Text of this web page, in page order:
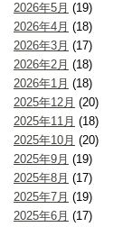
2026年5月 (19)
2026年4月 (18)
2026年3月 (17)
2026年2月 (18)
2026年1月 (18)
2025年12月 (20)
2025年11月 (18)
2025年10月 (20)
2025年9月 (19)
2025年8月 (17)
2025年7月 (19)
2025年6月 (17)